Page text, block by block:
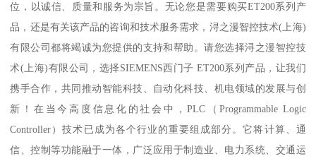
位，以诚信、质量和服务为宗旨。无论您是需要购买ET200系列产
品，还是有关该产品的咨询和技术服务需求，浔之漫智控技术(上海)
有限公司都将竭诚为您提供的支持和帮助。请您选择浔之漫智控技
术(上海)有限公司，选择SIEMENS西门子 ET200系列产品，让我们
携手合作，共同推动智能科技、自动化科技、机电领域的发展与创
新！在当今高度信息化的社会中，PLC（Programmable Logic
Controller）技术已成为各个行业的重要组成部分。它将计算、通
信、控制等功能融于一体，广泛应用于制造业、电力系统、交通运